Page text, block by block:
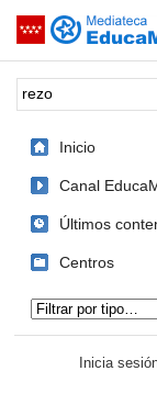
Saltar navegación
Palabra o frase:
Inicio
Canal
Últimos
Centros
Inicia